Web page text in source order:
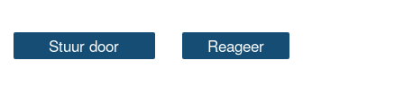
Stuur door Reageer